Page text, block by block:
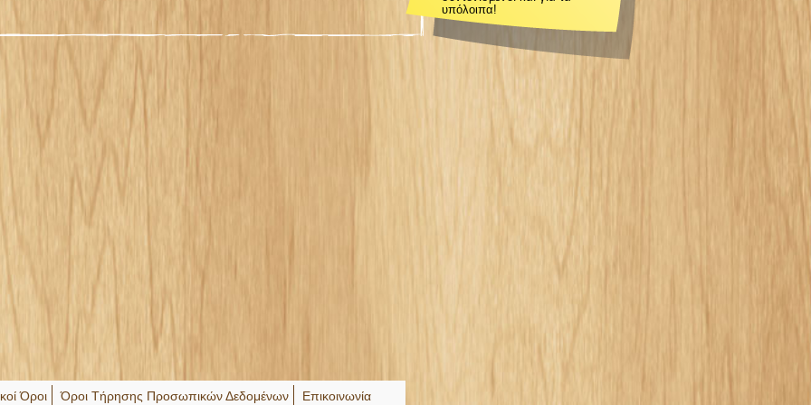
υπόλοιπα!
Όροι Όροι Τήρησης Προσωπικών Δεδομένων Επικοινωνία